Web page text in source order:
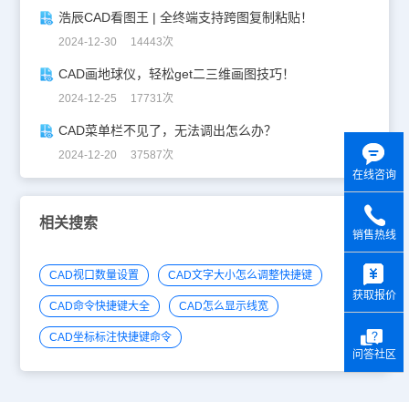
浩辰CAD看图王 | 全终端支持跨图复制粘贴！
2024-12-30 14443次
CAD画地球仪，轻松get二三维画图技巧！
2024-12-25 17731次
CAD菜单栏不见了，无法调出怎么办？
2024-12-20 37587次
相关搜索
CAD视口数量设置 CAD文字大小怎么调整快捷键
CAD命令快捷键大全 CAD怎么显示线宽
CAD坐标标注快捷键命令
在线咨询
销售热线
获取报价
问答社区